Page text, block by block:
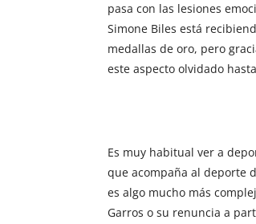
pasa con las lesiones
Simone Biles está
medallas de oro, pero
este aspecto olvidado
Es muy habitual ver a
que acompaña al deporte
es algo mucho más
Garros o su renuncia a